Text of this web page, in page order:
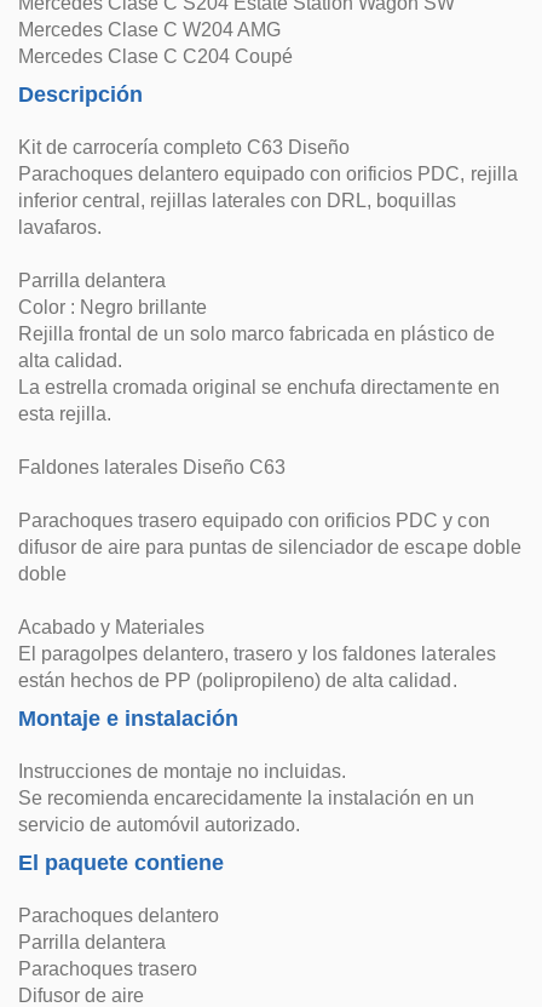
Mercedes Clase C W204 AMG
Mercedes Clase C C204 Coupé
Descripción
Kit de carrocería completo C63 Diseño
Parachoques delantero equipado con orificios PDC, rejilla
inferior central, rejillas laterales con DRL, boquillas
lavafaros.
Parrilla delantera
Color : Negro brillante
Rejilla frontal de un solo marco fabricada en plástico de
alta calidad.
La estrella cromada original se enchufa directamente en
esta rejilla.
Faldones laterales Diseño C63
Parachoques trasero equipado con orificios PDC y con
difusor de aire para puntas de silenciador de escape doble
doble
Acabado y Materiales
El paragolpes delantero, trasero y los faldones laterales
están hechos de PP (polipropileno) de alta calidad.
Montaje e instalación
Instrucciones de montaje no incluidas.
Se recomienda encarecidamente la instalación en un
servicio de automóvil autorizado.
El paquete contiene
Parachoques delantero
Parrilla delantera
Parachoques trasero
Difusor de aire